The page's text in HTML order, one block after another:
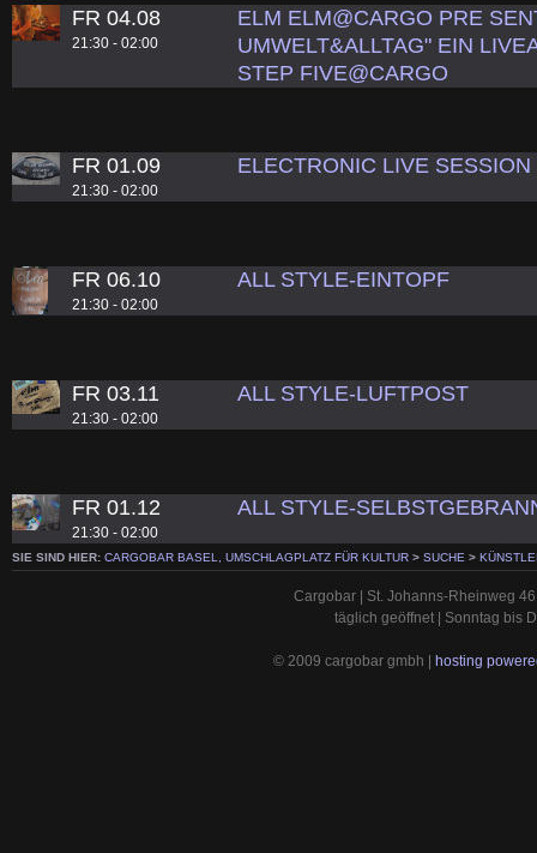
FR 04.08
21:30 - 02:00
ELM ELM@CARGO PRE
UMWELT&ALLTAG" EIN
STEP FIVE@CARGO
FR 01.09
21:30 - 02:00
ELECTRONIC LIVE SESSION
FR 06.10
21:30 - 02:00
ALL STYLE-EINTOPF
FR 03.11
21:30 - 02:00
ALL STYLE-LUFTPOST
FR 01.12
21:30 - 02:00
ALL STYLE-
SIE SIND HIER: CARGOBAR BASEL, UMSCHLAGPLATZ FÜR KULTUR > SUCHE >
Cargobar | St. Johanns-Rheinweg
täglich geöffnet | Sonntag bis
© 2009 cargobar gmbh | hosting